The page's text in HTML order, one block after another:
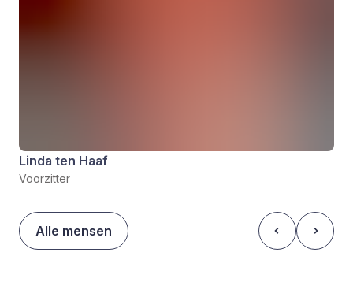
Linda ten Haaf
Voorzitter
Alle mensen